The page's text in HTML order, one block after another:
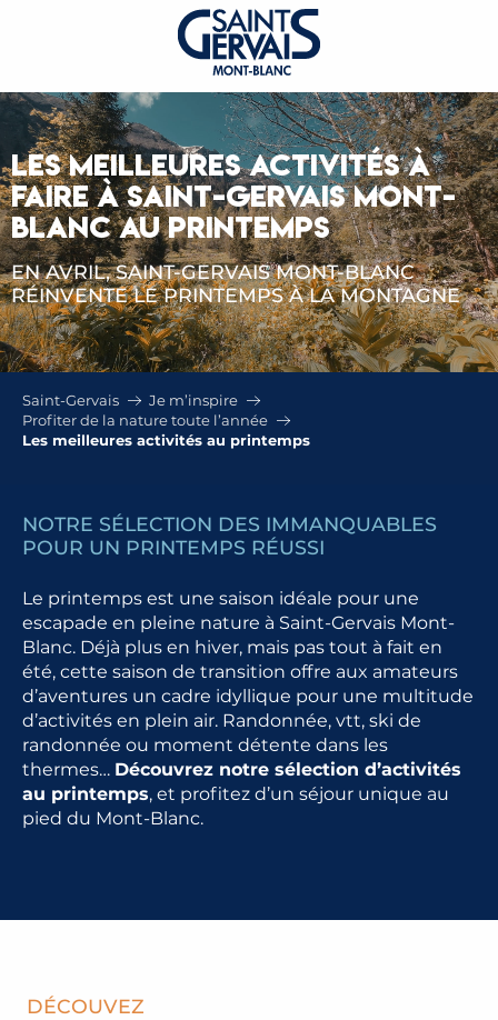
LES MEILLEURES ACTIVITÉS À
FAIRE À SAINT-GERVAIS MONT-
BLANC AU PRINTEMPS
EN AVRIL, SAINT-GERVAIS MONT-BLANC
RÉINVENTE LE PRINTEMPS À LA MONTAGNE
Saint-Gervais
Je m’inspire
Profiter de la nature toute l’année
Les meilleures activités au printemps
NOTRE SÉLECTION DES IMMANQUABLES
POUR UN PRINTEMPS RÉUSSI
Le printemps est une saison idéale pour une
escapade en pleine nature à Saint-Gervais Mont-
Blanc. Déjà plus en hiver, mais pas tout à fait en
été, cette saison de transition offre aux amateurs
d’aventures un cadre idyllique pour une multitude
d’activités en plein air. Randonnée, vtt, ski de
randonnée ou moment détente dans les
thermes… Découvrez notre sélection d’activités
au printemps, et profitez d’un séjour unique au
pied du Mont-Blanc.
DÉCOUVEZ